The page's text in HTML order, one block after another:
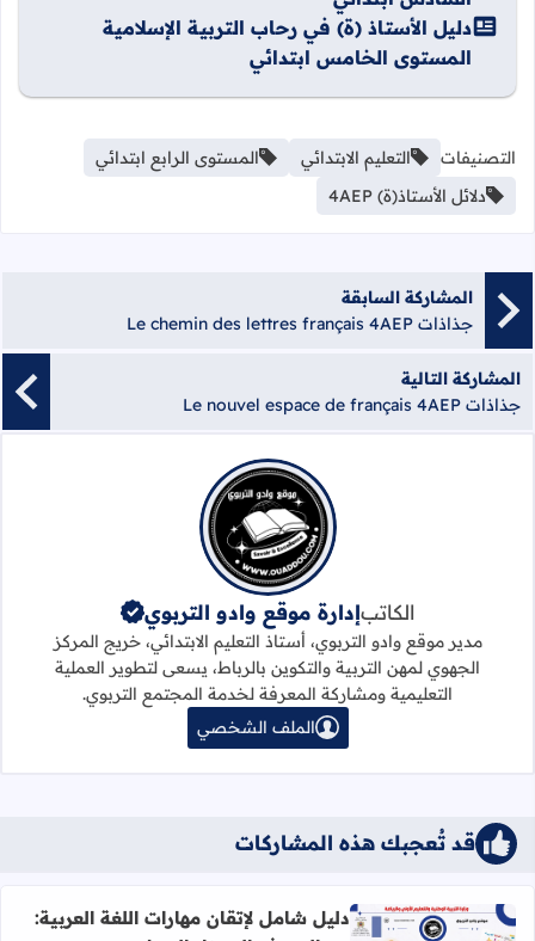
دليل الأستاذ (ة) في رحاب التربية الإسلامية
المستوى الخامس ابتدائي
التصنيفات التعليم الابتدائي
المستوى الرابع ابتدائي
دلائل الأستاذ(ة) 4AEP
المشاركة السابقة
جذاذات Le chemin des lettres français 4AEP
المشاركة التالية
جذاذات Le nouvel espace de français 4AEP
الكاتبإدارة موقع وادو التربوي
مدير موقع وادو التربوي، أستاذ التعليم الابتدائي، خريج المركز
الجهوي لمهن التربية والتكوين بالرباط، يسعى لتطوير العملية
التعليمية ومشاركة المعرفة لخدمة المجتمع التربوي.
الملف الشخصي
قد تُعجبك هذه المشاركات
دليل شامل لإتقان مهارات اللغة العربية: